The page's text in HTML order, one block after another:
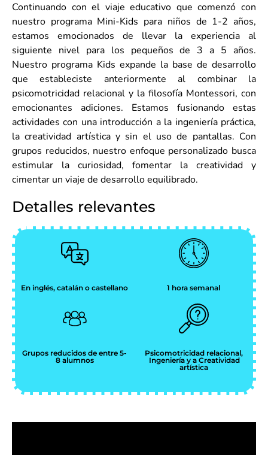
Continuando con el viaje educativo que comenzó con
nuestro programa Mini-Kids para niños de 1-2 años,
estamos emocionados de llevar la experiencia al
siguiente nivel para los pequeños de 3 a 5 años.
Nuestro programa Kids expande la base de desarrollo
que estableciste anteriormente al combinar la
psicomotricidad relacional y la filosofía Montessori, con
emocionantes adiciones. Estamos fusionando estas
actividades con una introducción a la ingeniería práctica,
la creatividad artística y sin el uso de pantallas. Con
grupos reducidos, nuestro enfoque personalizado busca
estimular la curiosidad, fomentar la creatividad y
cimentar un viaje de desarrollo equilibrado.
Detalles relevantes
En inglés, catalán o castellano
Grupos reducidos de entre 5-
8 alumnos
1 hora semanal
Psicomotricidad relacional,
Ingeniería y a Creatividad
artística